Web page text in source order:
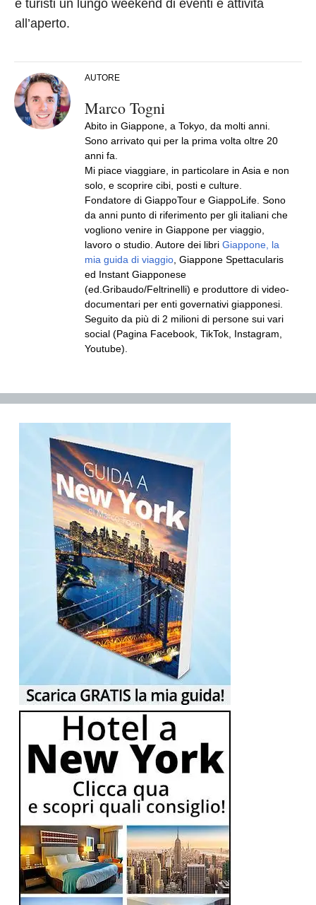
e turisti un lungo weekend di eventi e attività
all’aperto.
AUTORE
Marco Togni
Abito in Giappone, a Tokyo, da molti anni.
Sono arrivato qui per la prima volta oltre 20
anni fa.
Mi piace viaggiare, in particolare in Asia e non
solo, e scoprire cibi, posti e culture.
Fondatore di GiappoTour e GiappoLife. Sono
da anni punto di riferimento per gli italiani che
vogliono venire in Giappone per viaggio,
lavoro o studio. Autore dei libri Giappone, la
mia guida di viaggio , Giappone Spettacularis
ed Instant Giapponese
(ed.Gribaudo/Feltrinelli) e produttore di video-
documentari per enti governativi giapponesi.
Seguito da più di 2 milioni di persone sui vari
social (Pagina Facebook, TikTok, Instagram,
Youtube).